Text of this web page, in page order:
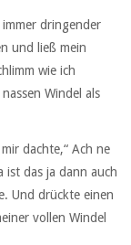
dringender
und ließ mein
wie ich
Windel als
dachte,“ Ach ne
ist das ja dann auch
Und drückte einen
vollen Windel